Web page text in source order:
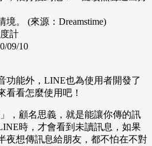
。 (來源：Dreamstime)
計
09/10
功能外，LINE也為使用者開發了
看看怎麼使用吧！
，顧名思義，就是能讓你傳的訊
時，才會看到未讀訊息，如果
夜想傳訊息給朋友，都不怕在不對